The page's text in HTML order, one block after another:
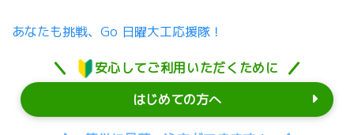
あなたも挑戦、Go 日曜大工応援隊！
安心してご利用いただくために
はじめての方へ